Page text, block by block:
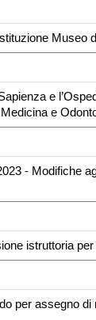
Museo
e
e
- Modifiche
istruttoria
per assegno